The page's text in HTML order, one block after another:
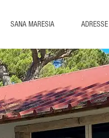
SANA MARESIA